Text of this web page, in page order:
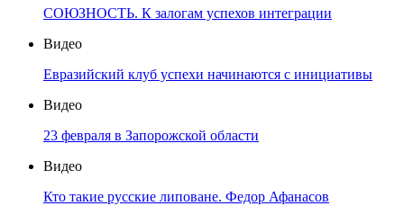
СОЮЗНОСТЬ. К залогам успехов интеграции
Видео
Евразийский клуб успехи начинаются с инициативы
Видео
23 февраля в Запорожской области
Видео
Кто такие русские липоване. Федор Афанасов